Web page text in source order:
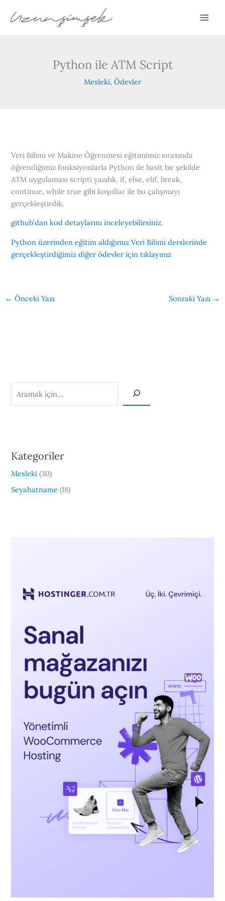
atla
Python ile ATM Script
Mesleki, Ödevler
Veri Bilimi ve Makine Öğrenmesi eğitimimiz sırasında
öğrendiğimiz fonksiyonlarla Python ile basit bir şekilde
ATM uygulaması scripti yazdık. if, else, elif, break,
continue, while true gibi koşullar ile bu çalışmayı
gerçekleştirdik.
github’dan kod detaylarını inceleyebilirsiniz.
Python üzerinden eğitim aldığımız Veri Bilimi derslerinde
gerçekleştirdiğimiz diğer ödevler için tıklayınız
← Önceki Yazı Sonraki Yazı →
r
Kategoriler
Mesleki (30)
Seyahatname (18)